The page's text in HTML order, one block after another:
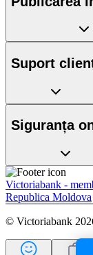
Suport
Siguranța
Victoriabank -
Republica Moldova
© Victoriabank